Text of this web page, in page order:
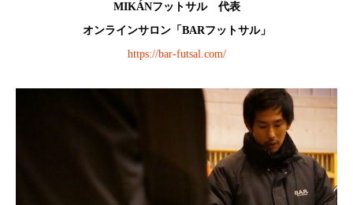
MIKÁNフットサル 代表
オンラインサロン「BARフットサル」
https://bar-futsal.com/